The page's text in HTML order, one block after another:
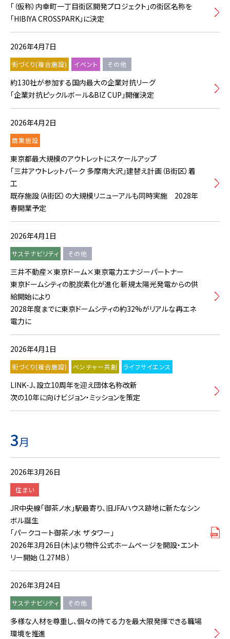
「（仮称）内幸町一丁目街区開発プロジェクト」の街区名称を
「HIBIYA CROSSPARK」に決定
2026年4月7日
街づくり(複合施設) イベント その他
約130社が参加する国内最大の企業対抗リーグ
「企業対抗ピックルボール&BIZ CUP」開催決定
2026年4月2日
商業施設
東京都最大規模のアウトレットにスケールアップ
「三井アウトレットパーク 多摩南大沢」建替え計画（B街区）着
工
既存施設（A街区）の大規模リニューアルも同時実施 2028年
春開業予定
2026年4月1日
サステナビリティ その他
三井不動産×東京ドーム×東京電力エナジーパートナー
東京ドームシティの脱炭素化が進化 新規太陽光発電からの供
給開始により
2028年度までに東京ドームシティの約32%がリアルな再エネ
電力に
2026年4月1日
街づくり(複合施設) ベンチャー共創 ライフサイエンス
LINK-J、設立10周年を迎え団体名称改新
次の10年に向けビジョン・ミッションを策定
3月
2026年3月26日
住まい
JR中央線「御茶ノ水」駅最寄り、旧JFAハウス跡地に新たなシン
ボル誕生
「パークコート御茶ノ水 ザ タワー」
2026年3月26日(木)より物件公式ホームページを開設・エント
リー開始（1.27MB ）
2026年3月24日
サステナビリティ その他
多様な人材を尊重し、個々の持てる力を最大限発揮できる職場
環境を推進